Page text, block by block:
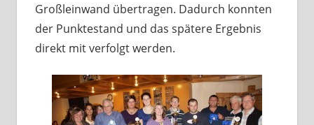
Großleinwand übertragen. Dadurch konnten
der Punktestand und das spätere Ergebnis
direkt mit verfolgt werden.